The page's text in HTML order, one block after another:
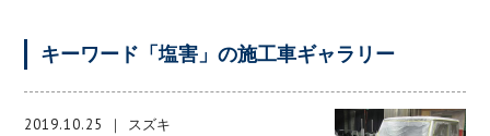
キーワード「塩害」の施工車ギャラリー
2019.10.25 スズキ